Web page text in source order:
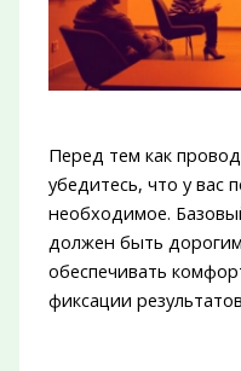
Перед тем как
убедитесь, что у вас
необходимое.
должен быть
обеспечивать
фиксации